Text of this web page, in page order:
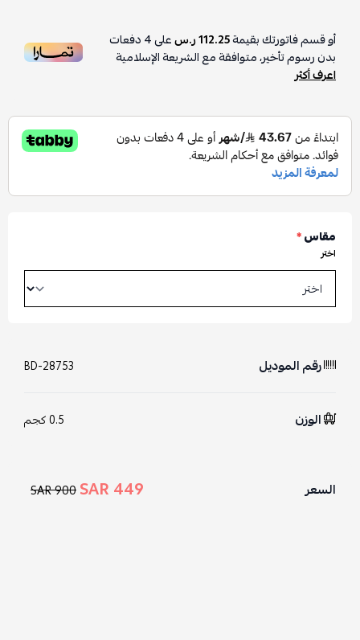
أو قسم فاتورتك بقيمة112.25 ر.س على4دفعات
بدون رسوم تأخير، متوافقة مع الشريعة الإسلامية
اعرف أكثر
مقاس*
اختر
رقم الموديل BD-28753
الوزن 0.5 كجم
السعر 449 SAR
900 SAR